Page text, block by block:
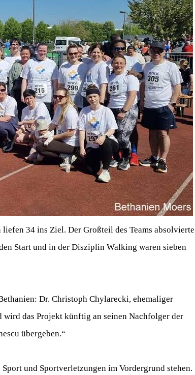
34 ins Ziel. Der Großteil des Teams absolvierte
Start und in der Disziplin Walking waren sieben
Dr. Christoph Chylarecki, ehemaliger
das Projekt künftig an seinen Nachfolger der
übergeben.“
und Sportverletzungen im Vordergrund stehen.